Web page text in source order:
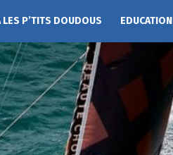
LES P’TITS DOUDOUS EDUCATION